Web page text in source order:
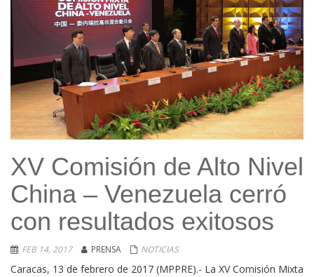
XV Comisión de Alto Nivel
China – Venezuela cerró
con resultados exitosos
FEB 14, 2017 PRENSA NOTICIAS
Caracas, 13 de febrero de 2017 (MPPRE).- La XV Comisión Mixta